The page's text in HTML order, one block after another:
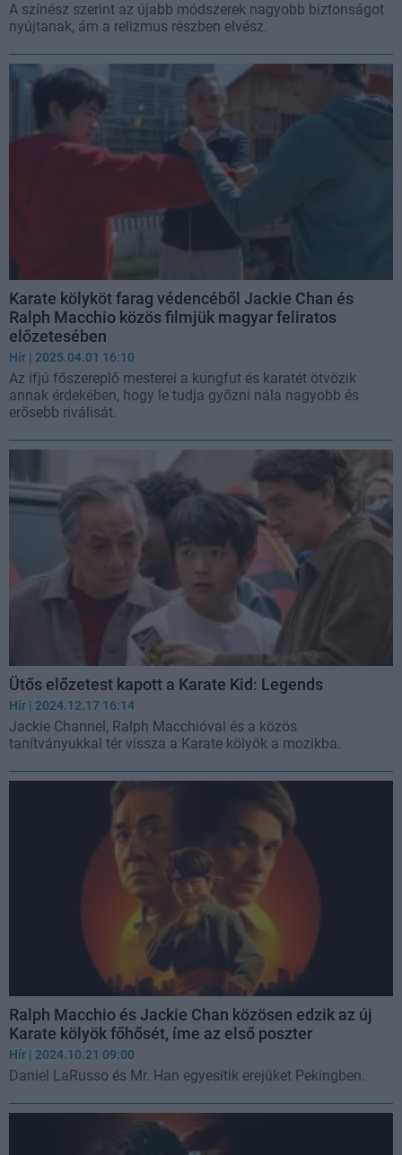
A színész szerint az újabb módszerek nagyobb biztonságot
nyújtanak, ám a relizmus részben elvész.
Karate kölyköt farag védencéből Jackie Chan és
Ralph Macchio közös filmjük magyar feliratos
előzetesében
Hír | 2025.04.01 16:10
Az ifjú főszereplő mesterei a kungfut és karatét ötvözik
annak érdekében, hogy le tudja győzni nála nagyobb és
erősebb riválisát.
Ütős előzetest kapott a Karate Kid: Legends
Hír | 2024.12.17 16:14
Jackie Channel, Ralph Macchióval és a közös
tanítványukkal tér vissza a Karate kölyök a mozikba.
Ralph Macchio és Jackie Chan közösen edzik az új
Karate kölyök főhősét, íme az első poszter
Hír | 2024.10.21 09:00
Daniel LaRusso és Mr. Han egyesítik erejüket Pekingben.